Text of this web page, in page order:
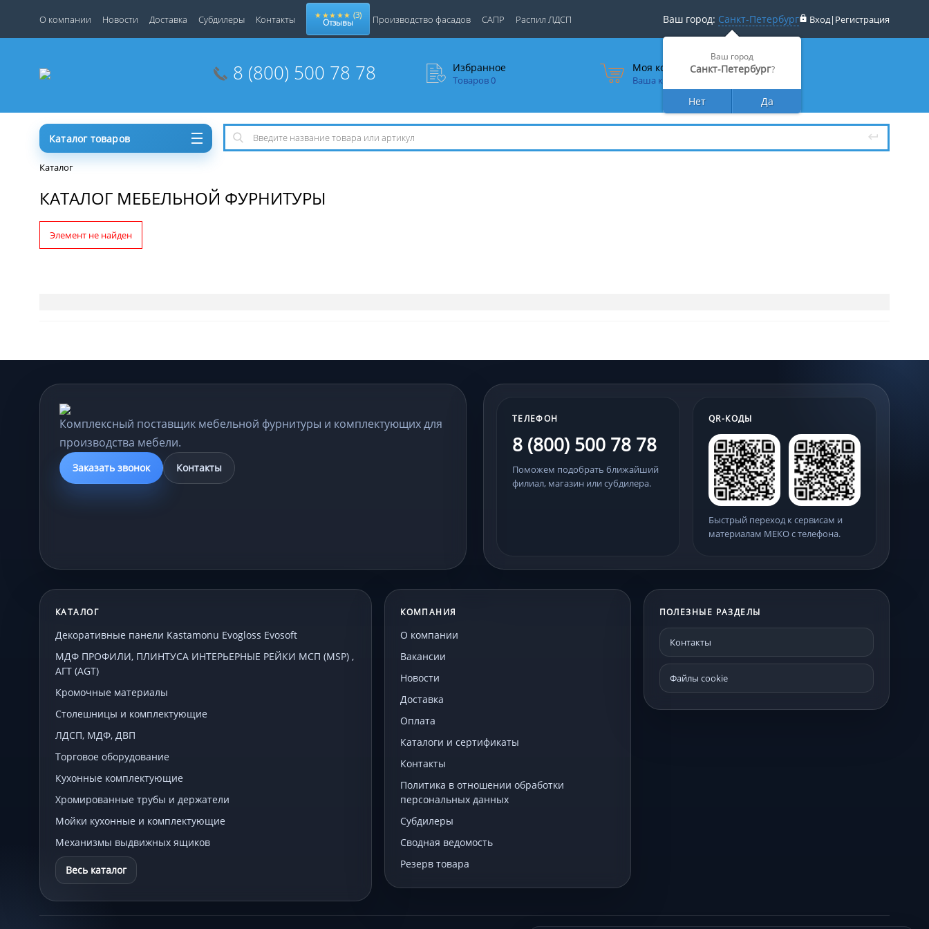
Ваш город: Санкт-Петербург
Ваш город
Санкт-Петербург?
Нет Да
Вход| Регистрация
О компании Новости Доставка Субдилеры Контакты ★★★★★ (3)
Отзывы Производство фасадов САПР Распил ЛДСП
8 (800) 500 78 78 Избранное
Товаров0
Моя корзина
Ваша корзина пуста
Каталог товаров
Каталог
КАТАЛОГ МЕБЕЛЬНОЙ ФУРНИТУРЫ
Элемент не найден
Комплексный поставщик мебельной фурнитуры и комплектующих для
производства мебели.
Заказать звонок Контакты
ТЕЛЕФОН
8 (800) 500 78 78
Поможем подобрать ближайший
филиал, магазин или субдилера.
QR-КОДЫ
Быстрый переход к сервисам и
материалам МЕКО с телефона.
КАТАЛОГ
Декоративные панели Kastamonu Evogloss Evosoft
МДФ ПРОФИЛИ, ПЛИНТУСА ИНТЕРЬЕРНЫЕ РЕЙКИ МСП (MSP) ,
АГТ (AGT)
Кромочные материалы
Столешницы и комплектующие
ЛДСП, МДФ, ДВП
Торговое оборудование
Кухонные комплектующие
Хромированные трубы и держатели
Мойки кухонные и комплектующие
Механизмы выдвижных ящиков
Весь каталог
КОМПАНИЯ
О компании
Вакансии
Новости
Доставка
Оплата
Каталоги и сертификаты
Контакты
Политика в отношении обработки
персональных данных
Субдилеры
Сводная ведомость
Резерв товара
ПОЛЕЗНЫЕ РАЗДЕЛЫ
Контакты
Файлы cookie